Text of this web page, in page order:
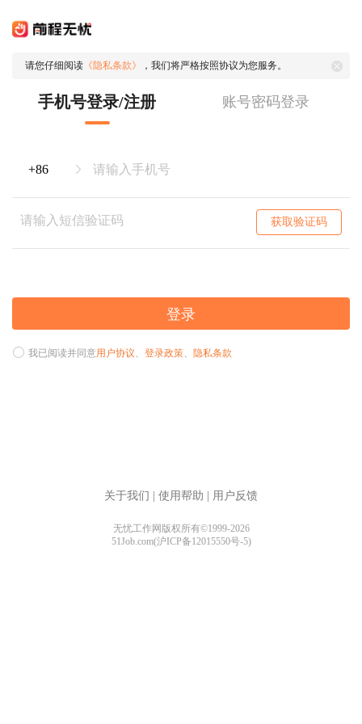
请您仔细阅读 《隐私条款》 ，我们将严格按照协议为您服务。
手机号登录/注册 账号密码登录
获取验证码
登录
我已阅读并同意用户协议、 登录政策、 隐私条款
关于我们 使用帮助 用户反馈
无忧工作网版权所有©1999-2026
51Job.com(沪ICP备12015550号-5)